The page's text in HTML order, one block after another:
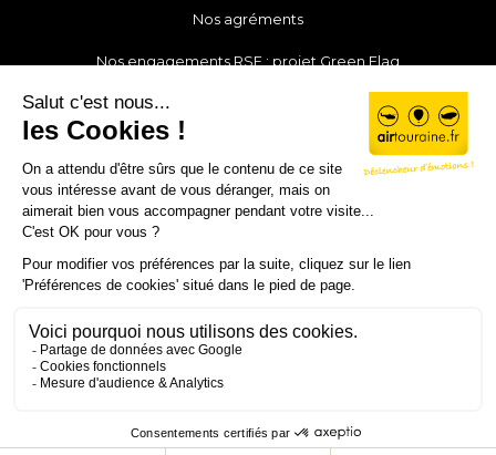
Nos agréments
Nos engagements RSE : projet Green Flag
Rejoignez notre équipe
Contact
© Air Touraine 2019 - 2026